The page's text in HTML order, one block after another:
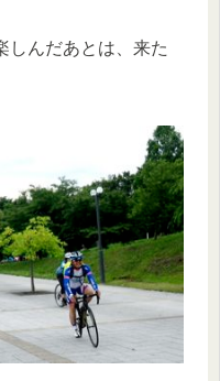
しんだあとは、来た